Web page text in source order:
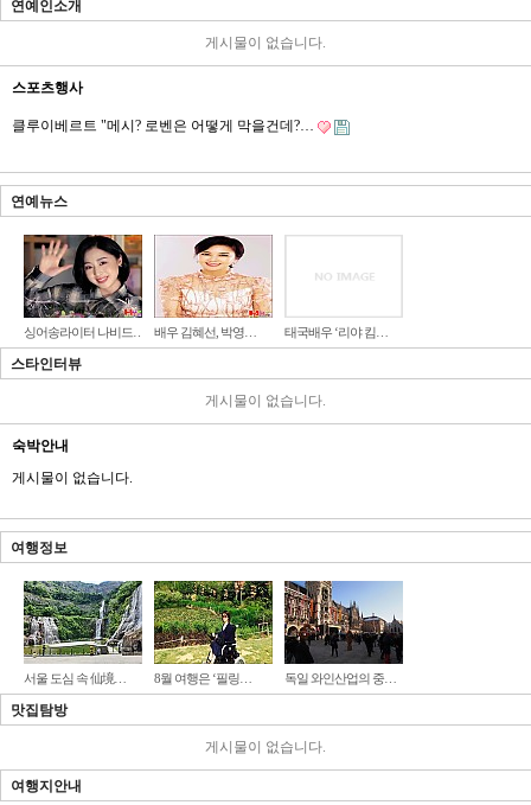
연예인소개
게시물이 없습니다.
스포츠행사
클루이베르트 "메시? 로벤은 어떻게 막을건데?…
연예뉴스
싱어송라이터 나비드… 배우 김혜선, 박영… 태국배우 ‘리야 킴…
스타인터뷰
게시물이 없습니다.
숙박안내
게시물이 없습니다.
여행정보
서울 도심 속 仙境… 8월 여행은 ‘필링… 독일 와인산업의 중…
맛집탐방
게시물이 없습니다.
여행지안내